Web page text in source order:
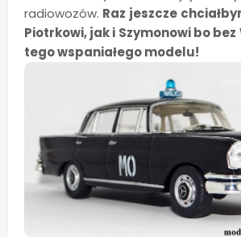
radiowozów. Raz jeszcze
Piotrkowi, jak i Szymonowi bo bez
tego wspaniałego modelu!